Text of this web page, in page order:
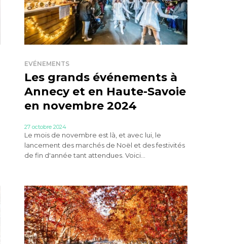
EVÉNEMENTS
Les grands événements à
Annecy et en Haute-Savoie
en novembre 2024
27 octobre 2024
Le mois de novembre est là, et avec lui, le
lancement des marchés de Noël et des festivités
de fin d'année tant attendues. Voici...